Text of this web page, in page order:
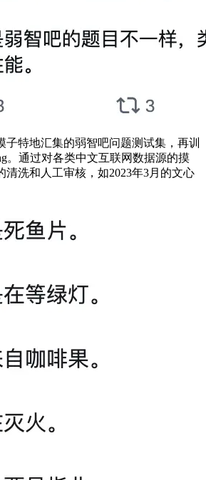
子特地汇集的弱智吧问题测试集，再训
。通过对各类中文互联网数据源的摸
清洗和人工审核，如2023年3月的文心